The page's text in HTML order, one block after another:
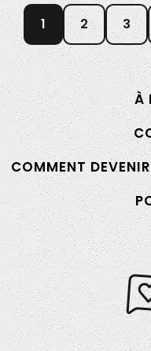
1 2 3
À
COMMENT